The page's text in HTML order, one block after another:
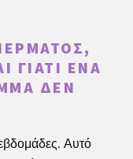
ΓΙΑΤΊ ΈΝΑ
ΔΕΝ
Αυτό